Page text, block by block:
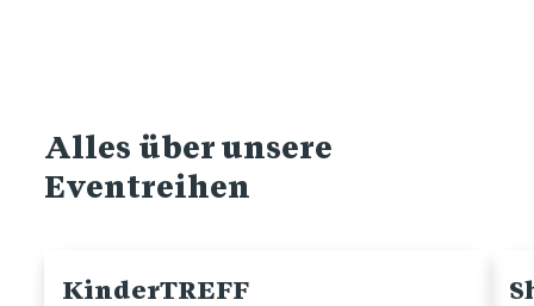
Alles über unsere
Eventreihen
KinderTREFF